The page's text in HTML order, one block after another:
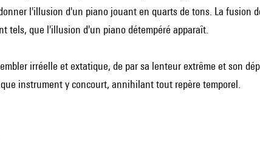
l'illusion d'un piano jouant en quarts de tons. La fusion
tels, que l'illusion d'un piano détempéré apparaît.
irréelle et extatique, de par sa lenteur extrême et son
instrument y concourt, annihilant tout repère temporel.